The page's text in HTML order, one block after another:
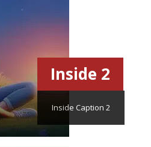
Inside 2
Inside Caption 2